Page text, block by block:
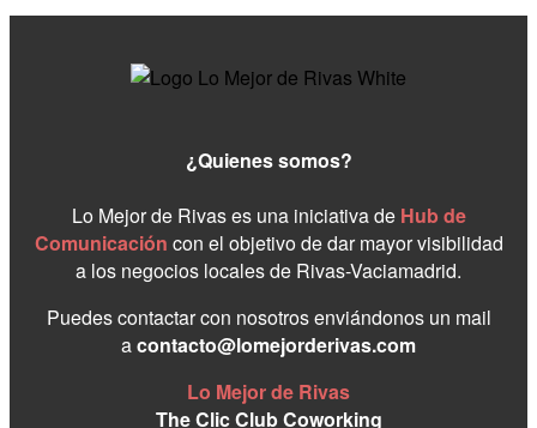
¿Quienes somos?
Lo Mejor de Rivas es una iniciativa de Hub de
Comunicación con el objetivo de dar mayor visibilidad
a los negocios locales de Rivas-Vaciamadrid.
Puedes contactar con nosotros enviándonos un mail
acontacto@lomejorderivas.com
Lo Mejor de Rivas
The Clic Club Coworking